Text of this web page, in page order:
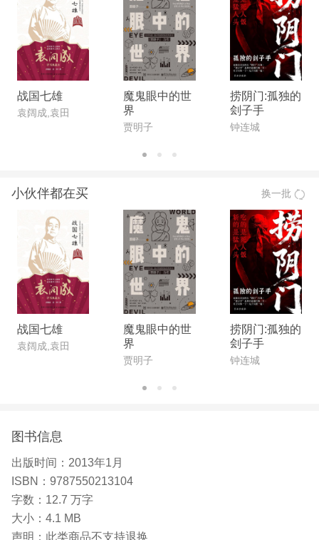
类文明的隐秘片段神秘的、奇幻的、悬疑的……令人
目眩神迷，欲罢不能娓娓道来的传奇故事，弥足珍贵
的彩色图片，造出一席华美的文化盛宴。
战国七雄
袁阔成,袁田
魔鬼眼中的世
界
贾明子
捞阴门:孤独的
刽子手
钟连城
小伙伴都在买 换一批
战国七雄
袁阔成,袁田
魔鬼眼中的世
界
贾明子
捞阴门:孤独的
刽子手
钟连城
图书信息
出版时间： 2013年1月
ISBN： 9787550213104
字数： 12.7 万字
大小： 4.1 MB
声明： 此类商品不支持退换